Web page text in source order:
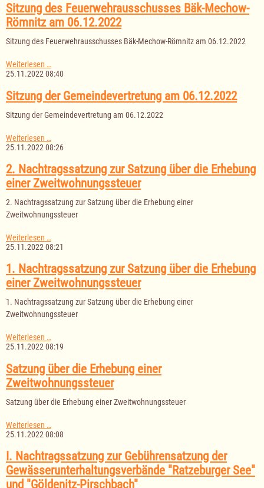
am
09.12.2022
Sitzung des Feuerwehrausschusses Bäk-Mechow-
Römnitz am 06.12.2022
Sitzung des Feuerwehrausschusses Bäk-Mechow-Römnitz am 06.12.2022
Weiterlesen …
des
Bäk-
Mechow-
Römnitz
am
25.11.2022 08:40
Sitzung der Gemeindevertretung am 06.12.2022
Sitzung der Gemeindevertretung am 06.12.2022
Weiterlesen …
der
am
06.12.2022
25.11.2022 08:26
2. Nachtragssatzung zur Satzung über die Erhebung
einer Zweitwohnungssteuer
2. Nachtragssatzung zur Satzung über die Erhebung einer
Zweitwohnungssteuer
Weiterlesen …
Nachtragssatzung
Satzung
über
die
einer
Zweitwohnungssteuer
25.11.2022 08:21
1. Nachtragssatzung zur Satzung über die Erhebung
einer Zweitwohnungssteuer
1. Nachtragssatzung zur Satzung über die Erhebung einer
Zweitwohnungssteuer
Weiterlesen …1.
Nachtragssatzung
Satzung
über
die
einer
25.11.2022 08:19
Satzung über die Erhebung einer
Zweitwohnungssteuer
Satzung über die Erhebung einer Zweitwohnungssteuer
Weiterlesen …
über
Erhebung
einer
Zweitwohnungssteuer
25.11.2022 08:08
I. Nachtragssatzung zur Gebührensatzung der
Gewässerunterhaltungsverbände "Ratzeburger See"
und "Göldenitz-Pirschbach"